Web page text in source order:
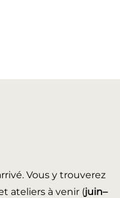
Vous y trouverez
ateliers à venir (juin–